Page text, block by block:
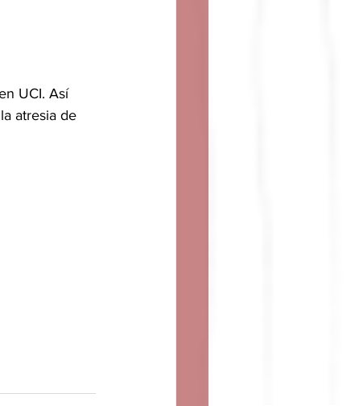
UCI. Así
atresia de